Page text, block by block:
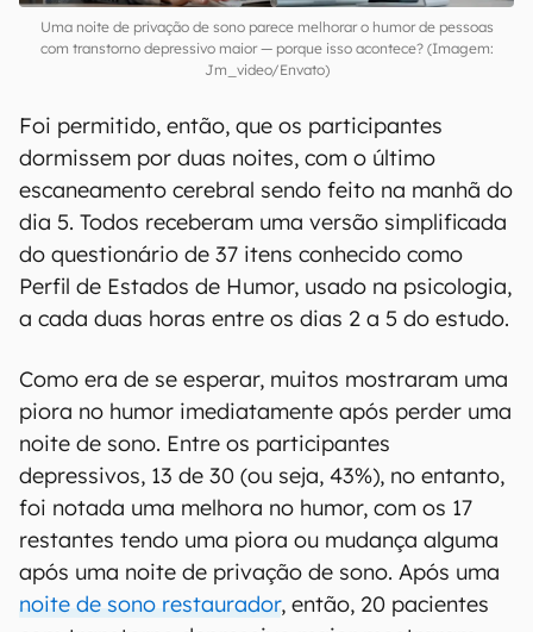
Uma noite de privação de sono parece melhorar o humor de pessoas
com transtorno depressivo maior — porque isso acontece? (Imagem:
Jm_video/Envato)
Foi permitido, então, que os participantes
dormissem por duas noites, com o último
escaneamento cerebral sendo feito na manhã do
dia 5. Todos receberam uma versão simplificada
do questionário de 37 itens conhecido como
Perfil de Estados de Humor, usado na psicologia,
a cada duas horas entre os dias 2 a 5 do estudo.
Como era de se esperar, muitos mostraram uma
piora no humor imediatamente após perder uma
noite de sono. Entre os participantes
depressivos, 13 de 30 (ou seja, 43%), no entanto,
foi notada uma melhora no humor, com os 17
restantes tendo uma piora ou mudança alguma
após uma noite de privação de sono. Após uma
noite de sono restaurador, então, 20 pacientes